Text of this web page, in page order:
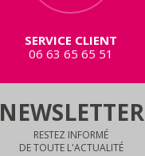
SERVICE CLIENT
06 63 65 65 51
NEWSLETTER
RESTEZ INFORMÉ
DE TOUTE L'ACTUALITÉ